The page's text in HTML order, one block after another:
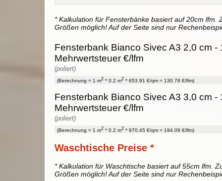
* Kalkulation für Fensterbänke basiert auf 20cm lfm.
Größen möglich! Auf der Seite sind nur
Fensterbank Bianco Sivec A3 2,0 cm -
Mehrwertsteuer €/lfm
(poliert)
(Berechnung = 1 m2 * 0.2 m2 * 653.91 €/qm = 130.78 €/lfm)
Fensterbank Bianco Sivec A3 3,0 cm -
Mehrwertsteuer €/lfm
(poliert)
(Berechnung = 1 m2 * 0.2 m2 * 970.45 €/qm = 194.09 €/lfm)
Waschtische Preise *
* Kalkulation für Waschtische basiert auf 55cm lfm.
Größen möglich! Auf der Seite sind nur